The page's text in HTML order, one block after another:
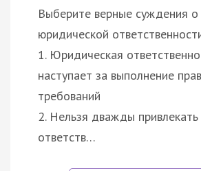
Выберите верные суждения о
юридической
1. Юридическая
наступает за выполнение
требований
2. Нельзя дважды привлекать
ответств…